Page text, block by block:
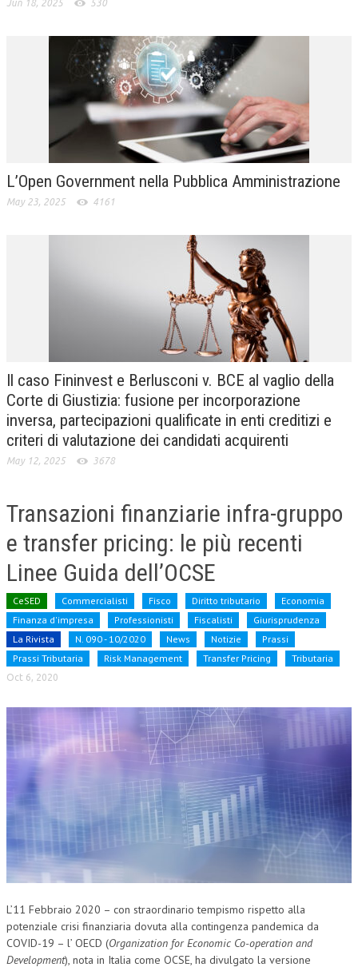
DIRITTO DEL LAVORO
DIRITTO DEL WEB
DIRITTO DELLE IMPRESE IN CRISI
CRIMINOLOGIA E CRIMINALISTICA
SICUREZZA SUL LAVORO
DIRITTO TRIBUTARIO
PRASSI
AMMINISTRATIVA
TRIBUTARIA
COSTITUZIONALE
CIVILE
TRIBUTARIA
PENALE
NEWS
ARCHIVIO EVENTI (FINO AL 2022)
PUBBLICAZIONI
BOLLETTINO FINANZIAMENTI
TELEGRAM
DOCUMENTI
MANUALI E MONOGRAFIE
MATERIALE DIDATTICO
INVITI E PROMOZIONI
Jun 18, 2025 530
L’Open Government nella Pubblica Amministrazione
May 23, 2025 4161
Il caso Fininvest e Berlusconi v. BCE al vaglio della
Corte di Giustizia: fusione per incorporazione
inversa, partecipazioni qualificate in enti creditizi e
criteri di valutazione dei candidati acquirenti
May 12, 2025 3678
Transazioni finanziarie infra-gruppo
e transfer pricing: le più recenti
Linee Guida dell’OCSE
CeSED Commercialisti Fisco Diritto tributario
Economia
Finanza d'impresa
Professionisti Fiscalisti
Giurisprudenza
La Rivista
N. 090 - 10/2020 News Notizie
Prassi
Prassi Tributaria
Risk Management Transfer Pricing Tributaria
Oct 6, 2020
L’11 Febbraio 2020 – con straordinario tempismo rispetto alla
potenziale crisi finanziaria dovuta alla contingenza pandemica da
COVID-19 – l’ OECD (Organization for Economic Co-operation and
Development), nota in Italia come OCSE, ha divulgato la versione